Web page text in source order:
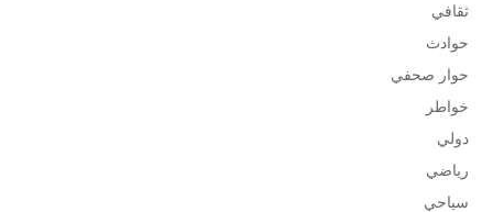
ثقافي
حوادث
حوار صحفي
خواطر
دولي
رياضي
سياحي